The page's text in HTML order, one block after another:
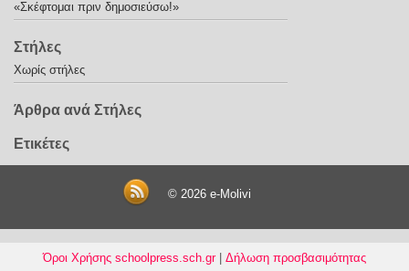
«Σκέφτομαι πριν δημοσιεύσω!»
Στήλες
Χωρίς στήλες
Άρθρα ανά Στήλες
Ετικέτες
© 2026e-Molivi
Όροι Χρήσης schoolpress.sch.gr| Δήλωση προσβασιμότητας